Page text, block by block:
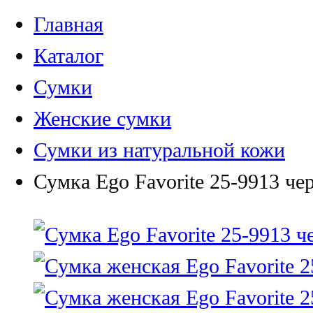
Главная
Каталог
Сумки
Женские сумки
Сумки из натуральной кожи
Сумка Ego Favorite 25-9913